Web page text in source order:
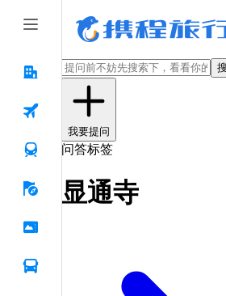
我要提问
问答标签
显通寺